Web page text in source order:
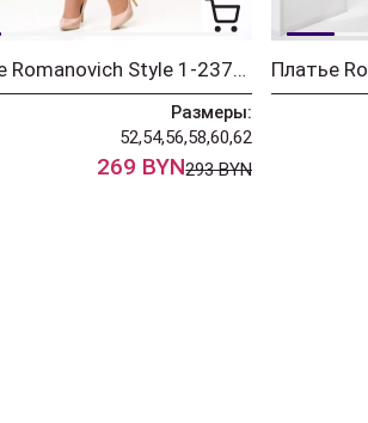
Платье Romanovich Style 1-2371 пудровый
Размеры:
52,54,56,58,60,62
269 BYN293 BYN